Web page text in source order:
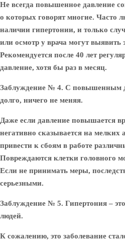
Не всегда повышенное давление
о которых говорят многие. Часто
наличии гипертонии, и только
или осмотр у врача могут выявить
Рекомендуется после 40 лет
давление, хотя бы раз в месяц.
Заблуждение № 4. С повышенным
долго, ничего не меняя.
Даже если давление повышается
негативно сказывается на мелких
привести к сбоям в работе
Повреждаются клетки головного
Если не принимать меры,
серьезными.
Заблуждение № 5. Гипертония –
людей.
К сожалению, это заболевание